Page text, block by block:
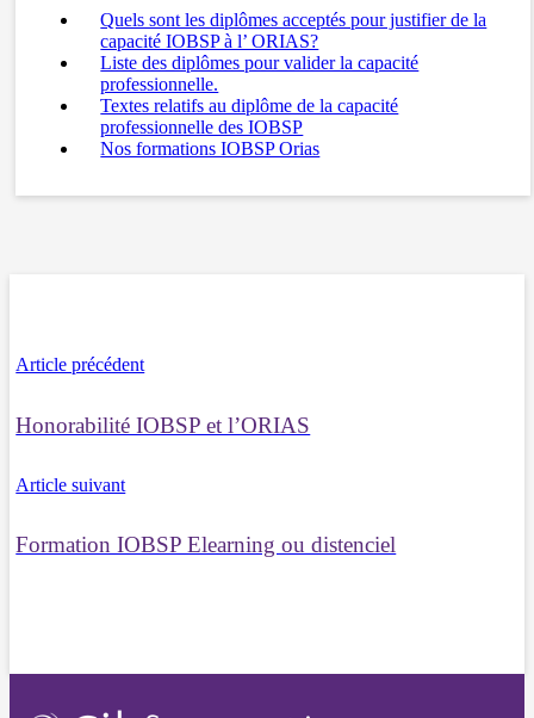
Quels sont les diplômes acceptés pour justifier de la
capacité IOBSP à l’ ORIAS?
Liste des diplômes pour valider la capacité
professionnelle.
Textes relatifs au diplôme de la capacité
professionnelle des IOBSP
Nos formations IOBSP Orias
Article précédent
Honorabilité IOBSP et l’ORIAS
Article suivant
Formation IOBSP Elearning ou distenciel